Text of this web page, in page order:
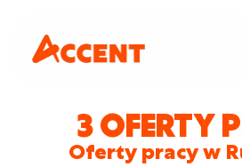
3 OFERTY
Oferty pracy w